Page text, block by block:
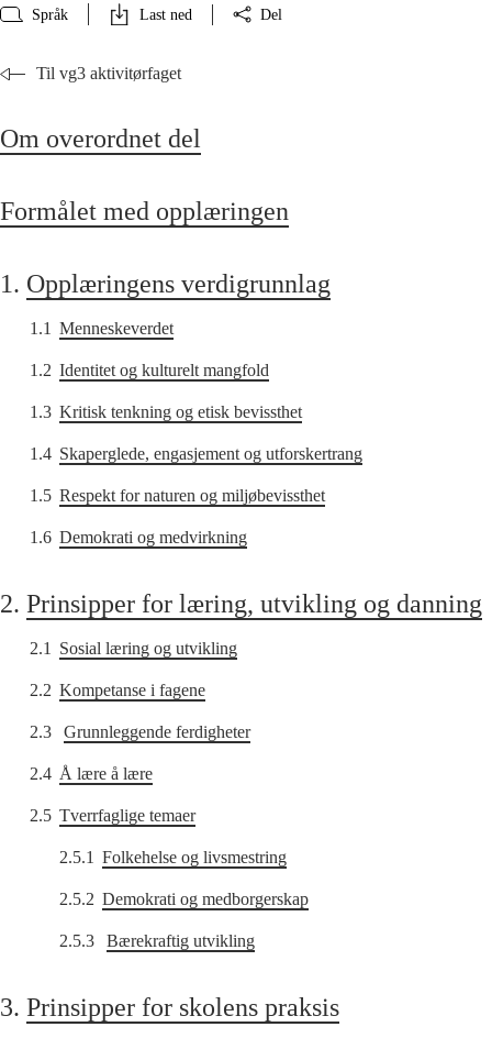
Språk Last ned Del
Til vg3 aktivitørfaget
Om overordnet del
Formålet med opplæringen
1. Opplæringens verdigrunnlag
1.1 Menneskeverdet
1.2 Identitet og kulturelt mangfold
1.3 Kritisk tenkning og etisk bevissthet
1.4 Skaperglede, engasjement og utforskertrang
1.5 Respekt for naturen og miljøbevissthet
1.6 Demokrati og medvirkning
2. Prinsipper for læring, utvikling og danning
2.1 Sosial læring og utvikling
2.2 Kompetanse i fagene
2.3 Grunnleggende ferdigheter
2.4 Å lære å lære
2.5 Tverrfaglige temaer
2.5.1 Folkehelse og livsmestring
2.5.2 Demokrati og medborgerskap
2.5.3 Bærekraftig utvikling
3. Prinsipper for skolens praksis